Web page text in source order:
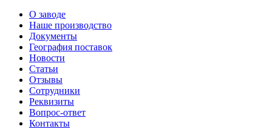
О заводе
Наше производство
Документы
География поставок
Новости
Статьи
Отзывы
Сотрудники
Реквизиты
Вопрос-ответ
Контакты